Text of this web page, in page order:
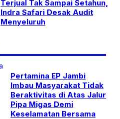
Terjual Tak Sampai Setahun,
Indra Safari Desak Audit
Menyeluruh
Pertamina EP Jambi
Imbau Masyarakat Tidak
Beraktivitas di Atas Jalur
Pipa Migas Demi
Keselamatan Bersama